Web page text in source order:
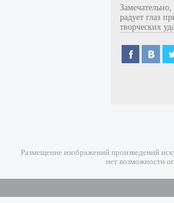
радует глаз
творческих
Размещение изображений произведений
нет возможности